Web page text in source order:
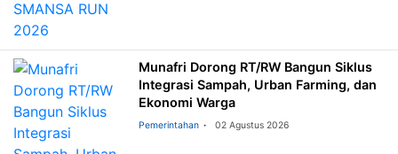
Munafri Dorong RT/RW Bangun Siklus
Integrasi Sampah, Urban Farming, dan
Ekonomi Warga
Pemerintahan 02 Agustus 2026